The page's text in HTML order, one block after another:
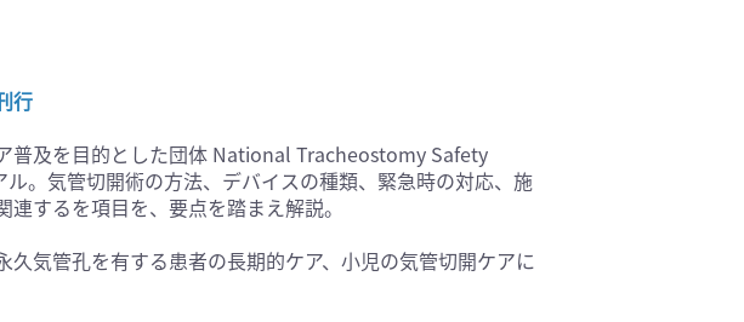
科系(249)
保健・体育(1)
ィア(0)
行
普及を目的とした団体 National Tracheostomy Safety
。気管切開術の方法、デバイスの種類、緊急時の対応、施
するを項目を、要点を踏まえ解説。
気管孔を有する患者の長期的ケア、小児の気管切開ケアに